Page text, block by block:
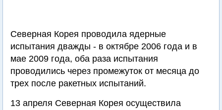
Северная Корея проводила ядерные
испытания дважды - в октябре 2006 года и в
мае 2009 года, оба раза испытания
проводились через промежуток от месяца до
трех после ракетных испытаний.
13 апреля Северная Корея осуществила